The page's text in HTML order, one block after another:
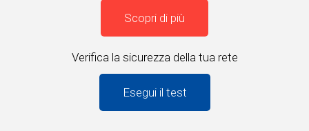
Scopri di più
Verifica la sicurezza della tua rete
Esegui il test